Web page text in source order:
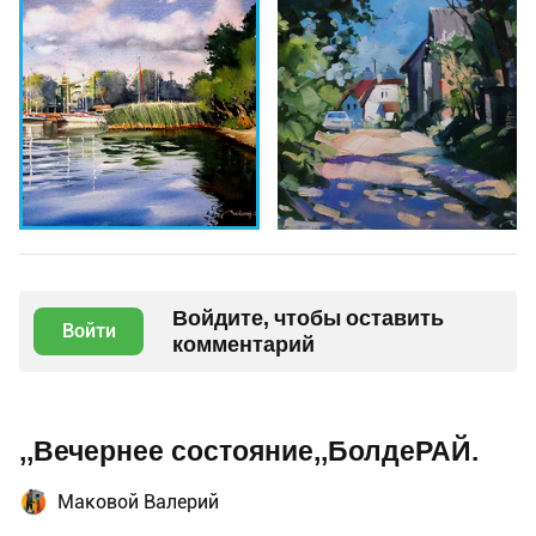
Войти
Войдите, чтобы оставить
комментарий
,,Вечернее состояние,,БолдеРАЙ.
Маковой Валерий